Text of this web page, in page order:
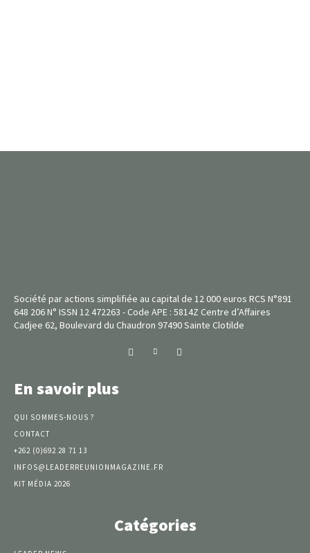
Société par actions simplifiée au capital de 12 000 euros RCS N°891
648 206 N° ISSN 12 472263 - Code APE : 5814Z Centre d’Affaires
Cadjee 62, Boulevard du Chaudron 97490 Sainte Clotilde
En savoir plus
QUI SOMMES-NOUS ?
CONTACT
+262 (0)692 28 71 13
INFOS@LEADERREUNIONMAGAZINE.FR
KIT MÉDIA 2026
Catégories